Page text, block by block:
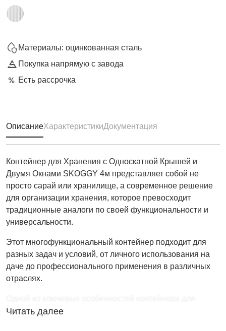
Материалы: оцинкованная сталь
Покупка напрямую с завода
Есть рассрочка
ОписаниеХарактеристикиДокументация
Контейнер для Хранения с Односкатной Крышей и
Двумя Окнами SKOGGY 4м представляет собой не
просто сарай или хранилище, а современное решение
для организации хранения, которое превосходит
традиционные аналоги по своей функциональности и
универсальности.
Этот многофункциональный контейнер подходит для
разных задач и условий, от личного использования на
даче до профессионального применения в различных
отраслях.
хранения SKOGGY является сборно-разборная
Читать далее